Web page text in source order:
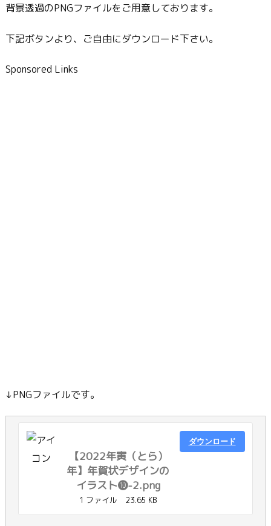
背景透過のPNGファイルをご用意しております。
下記ボタンより、ご自由にダウンロード下さい。
Sponsored Links
↓PNGファイルです。
【2022年寅（とら）
年】年賀状デザインの
イラスト❿-2.png
1 ファイル 23.65 KB
ダウンロード